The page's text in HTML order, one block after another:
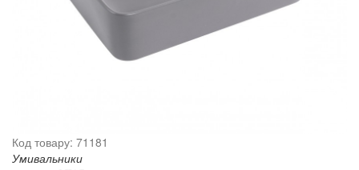
Код товару: 71181
Умивальники